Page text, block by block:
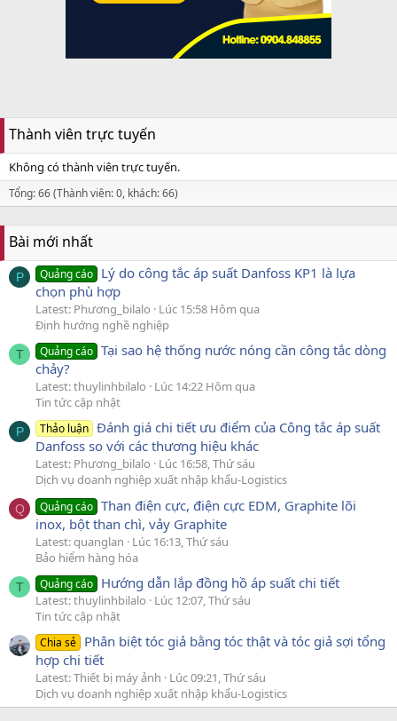
Thành viên trực tuyến
Không có thành viên trực tuyến.
Tổng: 66 (Thành viên: 0, khách: 66)
Bài mới nhất
P Quảng cáo Lý do công tắc áp suất Danfoss KP1 là lựa
chọn phù hợp
Latest: Phương_bilalo
Lúc 15:58 Hôm qua
Định hướng nghề nghiệp
T Quảng cáo Tại sao hệ thống nước nóng cần công tắc dòng
chảy?
Latest: thuylinhbilalo
Lúc 14:22 Hôm qua
Tin tức cập nhật
P Thảo luận Đánh giá chi tiết ưu điểm của Công tắc áp suất
Danfoss so với các thương hiệu khác
Latest: Phương_bilalo
Lúc 16:58, Thứ sáu
Dịch vụ doanh nghiệp xuất nhập khẩu-Logistics
Q Quảng cáo Than điện cực, điện cực EDM, Graphite lõi
inox, bột than chì, vảy Graphite
Latest: quanglan
Lúc 16:13, Thứ sáu
Bảo hiểm hàng hóa
T Quảng cáo Hướng dẫn lắp đồng hồ áp suất chi tiết
Latest: thuylinhbilalo
Lúc 12:07, Thứ sáu
Tin tức cập nhật
Chia sẻ Phân biệt tóc giả bằng tóc thật và tóc giả sợi tổng
hợp chi tiết
Latest: Thiết bị máy ảnh
Lúc 09:21, Thứ sáu
Dịch vụ doanh nghiệp xuất nhập khẩu-Logistics